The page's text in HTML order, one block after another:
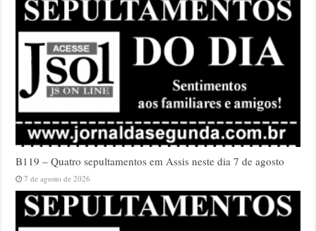
B119 – Quatro sepultamentos em Assis neste dia 7 de agosto
7 de agosto de 2026